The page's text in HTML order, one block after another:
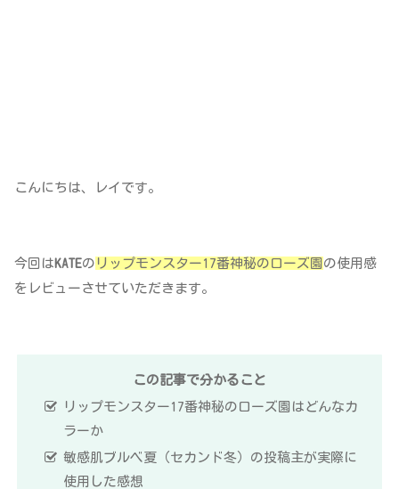
こんにちは、レイです。
今回はKATEの リップモンスター17番神秘のローズ園 の使用感
をレビューさせていただきます。
この記事で分かること
リップモンスター17番神秘のローズ園はどんなカ
ラーか
敏感肌ブルベ夏（セカンド冬）の投稿主が実際に
使用した感想